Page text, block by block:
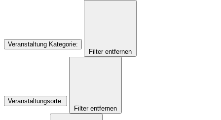
Veranstaltung Kategorie:
Filter entfernen
Veranstaltungsorte:
Filter entfernen